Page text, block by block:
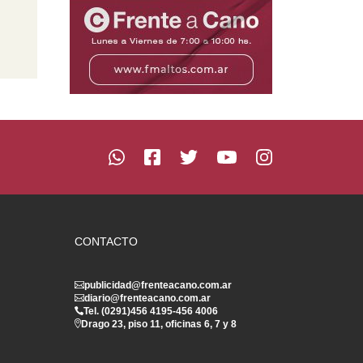
CONTACTO
publicidad@frenteacano.com.ar
diario@frenteacano.com.ar
Tel. (0291)456 4195-456 4006
Drago 23, piso 11, oficinas 6, 7 y 8